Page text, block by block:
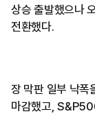
상승 출발했으나
전환했다.
장 막판 일부 낙폭
마감했고,